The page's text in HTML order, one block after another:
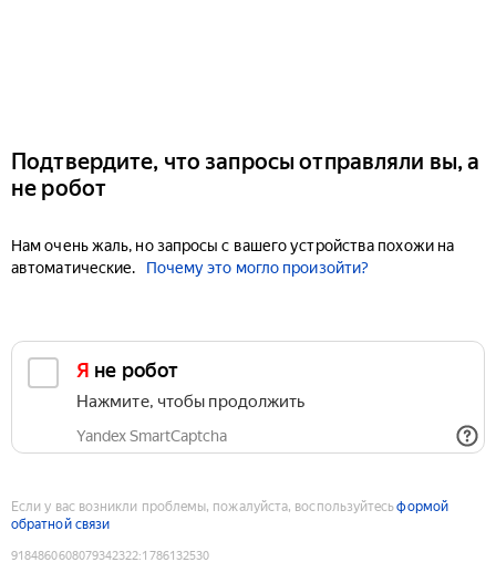
Подтвердите, что запросы отправляли вы, а
не робот
Нам очень жаль, но запросы с вашего устройства похожи на
автоматические.
Почему это могло произойти?
Я не робот
Нажмите, чтобы продолжить
Yandex SmartCaptcha
Если у вас возникли проблемы, пожалуйста, воспользуйтесьформой
обратной связи
9184860608079342322:1786132530